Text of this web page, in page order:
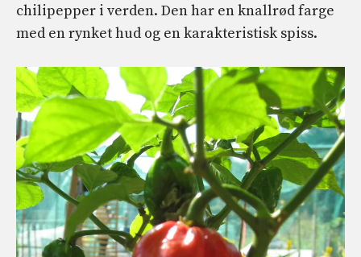
chilipepper i verden. Den har en knallrød farge
med en rynket hud og en karakteristisk spiss.